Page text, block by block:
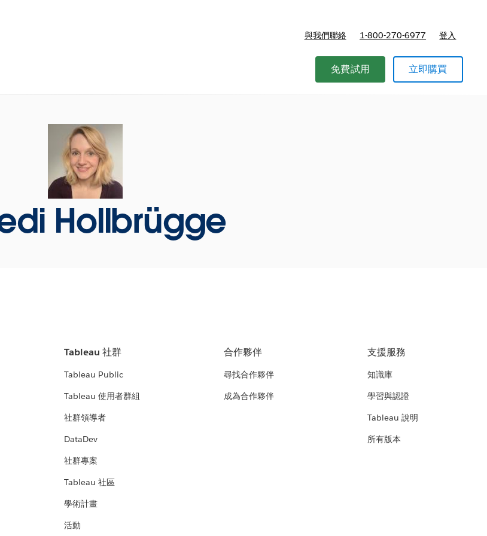
navigation for 方案與定價
與我們聯絡 1-800-270-6977 登入
免費試用 立即購買
Hollbrügge
Tableau 社群
Tableau Public
Tableau 使用者群組
社群領導者
DataDev
社群專案
Tableau 社區
學術計畫
活動
合作夥伴
尋找合作夥伴
成為合作夥伴
支援服務
知識庫
學習與認證
Tableau 說明
所有版本